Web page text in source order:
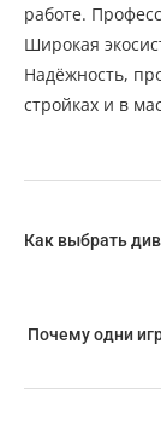
работе.
Широкая
Надёжность,
стройках и в
Как выбрать
Почему одни